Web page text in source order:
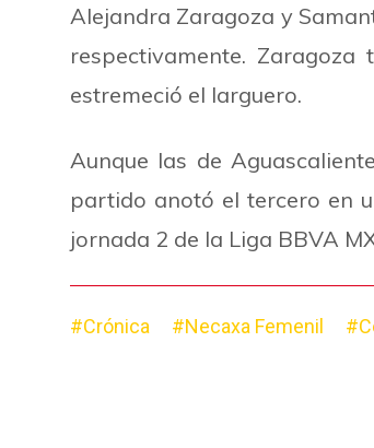
Alejandra Zaragoza y
respectivamente.
estremeció el larguero.
Aunque las de
partido anotó el tercero en
jornada 2 de la Liga BBVA
#Crónica #Necaxa Femenil